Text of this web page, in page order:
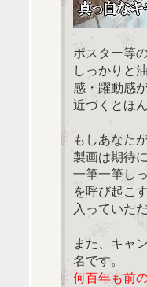
ポスター等
しっかりと
感・躍動感
近づくとほ
もしあなた
製画は期待
一筆一筆し
を呼び起こ
入っていた
また、キャ
名です。
何百年も前